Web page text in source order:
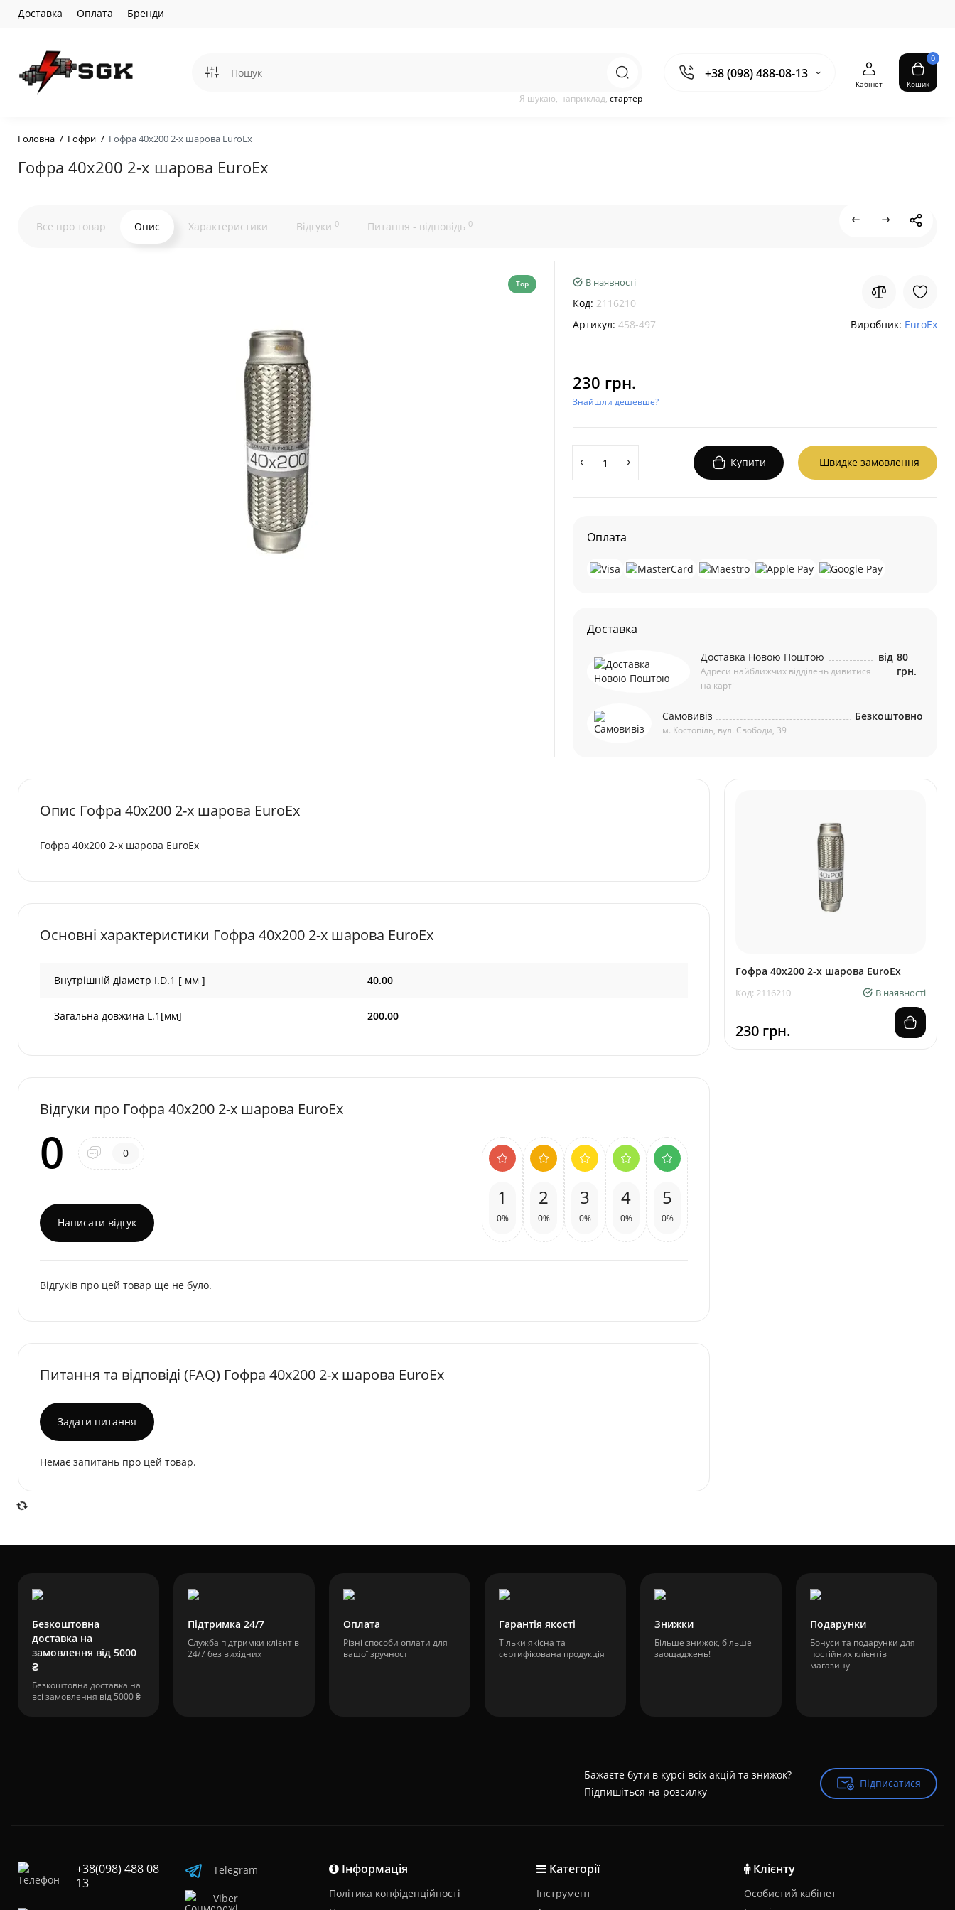
Доставка Оплата Бренди
+38 (098) 488-08-13
Я шукаю, наприклад, стартер
Кабінет
0
Кошик
Головна Гофри Гофра 40х200 2-х шарова EuroEx
Гофра 40х200 2-х шарова EuroEx
Все про товар Опис Характеристики Відгуки 0 Питання - відповідь 0
Top В наявності
Код: 2116210
Артикул: 458-497 Виробник: EuroEx
230 грн.
Знайшли дешевше?
Купити Швидке замовлення
Оплата
Доставка
Доставка Новою Поштою
Адреси найближчих відділень дивитися
на карті
від 80
грн.
Самовивіз
м. Костопіль, вул. Свободи, 39
Безкоштовно
Опис Гофра 40х200 2-х шарова EuroEx
Гофра 40х200 2-х шарова EuroEx
Основні характеристики Гофра 40х200 2-х шарова EuroEx
Внутрішній діаметр I.D.1 [ мм ] 40.00
Загальна довжина L.1[мм] 200.00
Відгуки про Гофра 40х200 2-х шарова EuroEx
0 0
Написати відгук
1
0%
2
0%
3
0%
4
0%
5
0%
Відгуків про цей товар ще не було.
Питання та відповіді (FAQ) Гофра 40х200 2-х шарова EuroEx
Задати питання
Немає запитань про цей товар.
Гофра 40х200 2-х шарова EuroEx
Код: 2116210 В наявності
230 грн.
Безкоштовна
доставка на
замовлення від 5000
₴
Безкоштовна доставка на
всі замовлення від 5000 ₴
Підтримка 24/7
Служба підтримки клієнтів
24/7 без вихідних
Оплата
Різні способи оплати для
вашої зручності
Гарантія якості
Тільки якісна та
сертифікована продукція
Знижки
Більше знижок, більше
заощаджень!
Подарунки
Бонуси та подарунки для
постійних клієнтів
магазину
Бажаєте бути в курсі всіх акцій та знижок?
Підпишіться на розсилку
Підписатися
Підписатися
+38(098) 488 08
13
Telegram
Viber
Інформація
Політика конфіденційності
Категорії
Інструмент
Клієнту
Особистий кабінет